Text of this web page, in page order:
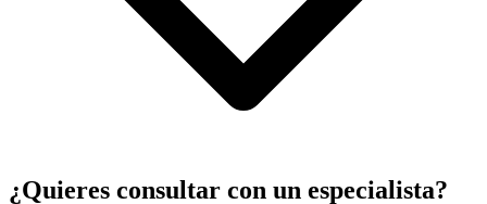
¿Quieres consultar con un especialista?